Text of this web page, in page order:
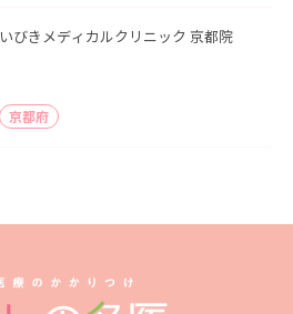
いびきメディカルクリニック 京都院
京都府